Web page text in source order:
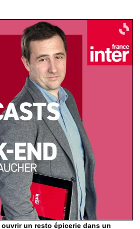
un resto épicerie dans un